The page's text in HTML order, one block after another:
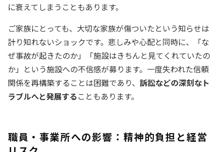
に衰えてしまうこともあります。
ご家族にとっても、大切な家族が傷ついたという知らせは
計り知れないショックです。悲しみや心配と同時に、「な
ぜ事故が起きたのか」「施設はきちんと見てくれていたの
か」という施設への不信感が募ります。一度失われた信頼
関係を再構築することは困難であり、 訴訟などの深刻なト
ラブルへと発展する こともあります。
職員・事業所への影響：精神的負担と経営